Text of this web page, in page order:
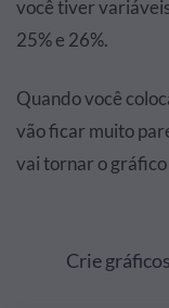
você tiver
25% e 26%.
Quando você
vão ficar muito
vai tornar o
Crie